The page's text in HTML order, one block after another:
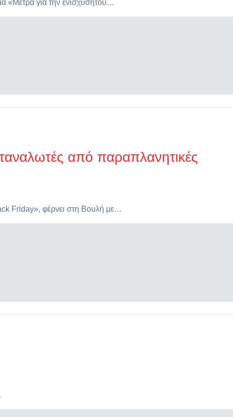
«Μέτρα για την ενίσχυσητου…
από παραπλανητικές
Friday», φέρνει στη Βουλή με…